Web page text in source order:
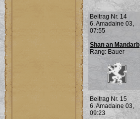
Beitrag Nr. 14
6. Amadaine 03,
07:55
Shan an Mandarb
Rang: Bauer
Beitrag Nr. 15
6. Amadaine 03,
09:23